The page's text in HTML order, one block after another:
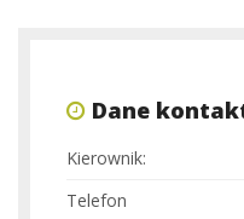
Dane
Kierownik:
Telefon